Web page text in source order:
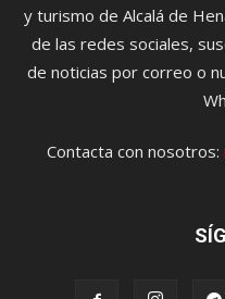
y turismo de Alcalá de
de las redes sociales,
de noticias por correo o
Contacta con nosotros: